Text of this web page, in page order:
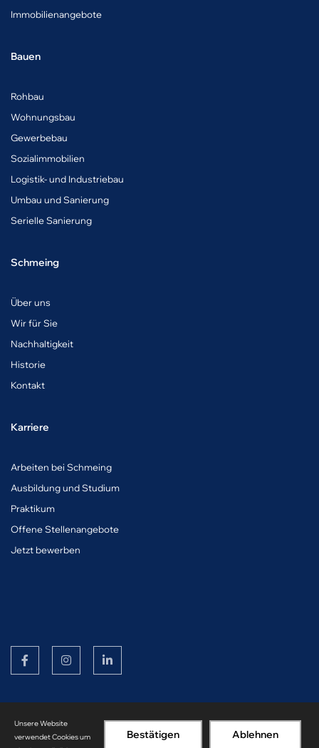
Immobilienangebote
Bauen
Rohbau
Wohnungsbau
Gewerbebau
Sozialimmobilien
Logistik- und Industriebau
Umbau und Sanierung
Serielle Sanierung
Schmeing
Über uns
Wir für Sie
Nachhaltigkeit
Historie
Kontakt
Karriere
Arbeiten bei Schmeing
Ausbildung und Studium
Praktikum
Offene Stellenangebote
Jetzt bewerben
© Copyright Schmeing Bau 2026
ImpressumDatenschutz
Ablehnen
Bestätigen
Unsere Website
verwendet Cookies um